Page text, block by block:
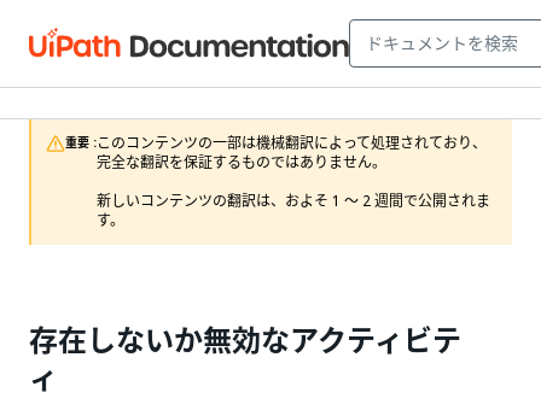
重要 :このコンテンツの一部は機械翻訳によって処理されており、
完全な翻訳を保証するものではありません。
新しいコンテンツの翻訳は、およそ 1 ～ 2 週間で公開されま
す。
存在しないか無効なアクティビテ
ィ